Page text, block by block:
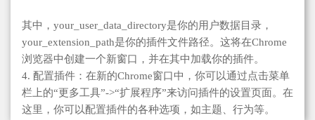
其中，your_user_data_directory是你的用户数据目录，
your_extension_path是你的插件文件路径。这将在Chrome
浏览器中创建一个新窗口，并在其中加载你的插件。
4. 配置插件：在新的Chrome窗口中，你可以通过点击菜单
栏上的“更多工具”->“扩展程序”来访问插件的设置页面。在
这里，你可以配置插件的各种选项，如主题、行为等。